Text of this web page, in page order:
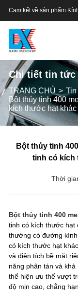
Cam kết về sản phẩm
Chi tiết tin tức
TRANG CHỦ
Bột thủy tinh 400
kích thước hạt
Bột thủy tinh
tinh có kích
Thời
Bột thủy tinh 400
tinh có kích thước hạt
thường có đường
có kích thước hạt
và diện tích bề mặt
năng phân tán và
thể hiện ưu thế vượt
độ mịn cao, chẳng